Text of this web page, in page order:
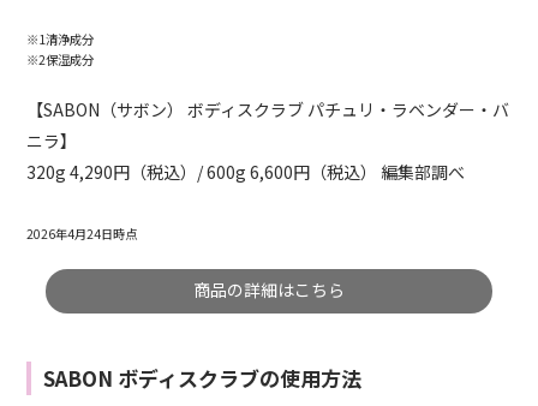
※1清浄成分
※2保湿成分
【SABON（サボン） ボディスクラブ パチュリ・ラベンダー・バ
ニラ】
320g 4,290円（税込）/ 600g 6,600円（税込） 編集部調べ
2026年4月24日時点
商品の詳細はこちら
SABON ボディスクラブの使用方法